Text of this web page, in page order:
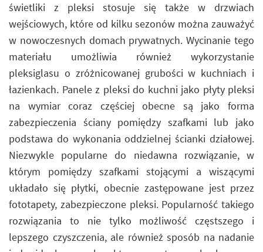
świetliki z pleksi stosuje się także w drzwiach
wejściowych, które od kilku sezonów można zauważyć
w nowoczesnych domach prywatnych. Wycinanie tego
materiału umożliwia również wykorzystanie
pleksiglasu o zróżnicowanej grubości w kuchniach i
łazienkach. Panele z pleksi do kuchni jako płyty pleksi
na wymiar coraz częściej obecne są jako forma
zabezpieczenia ściany pomiędzy szafkami lub jako
podstawa do wykonania oddzielnej ścianki działowej.
Niezwykle popularne do niedawna rozwiązanie, w
którym pomiędzy szafkami stojącymi a wiszącymi
układało się płytki, obecnie zastępowane jest przez
fototapety, zabezpieczone pleksi. Popularność takiego
rozwiązania to nie tylko możliwość częstszego i
lepszego czyszczenia, ale również sposób na nadanie